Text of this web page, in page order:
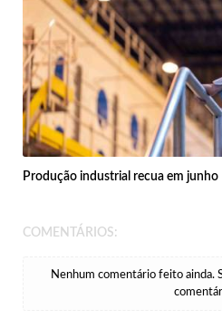
Produção industrial recua em junho
COMENTÁRIOS:
Nenhum comentário feito ainda.